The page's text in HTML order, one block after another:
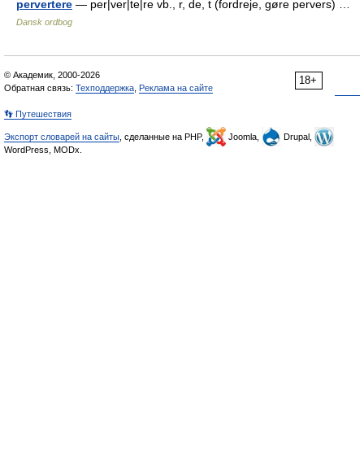
pervertere — per|ver|te|re vb., r, de, t (fordreje, gøre pervers) …
Dansk ordbog
18+
© Академик, 2000-2026
Обратная связь: Техподдержка Реклама на сайте
👣 Путешествия
Экспорт словарей на сайты , сделанные на PHP, Joomla,
Drupal,
WordPress, MODx.